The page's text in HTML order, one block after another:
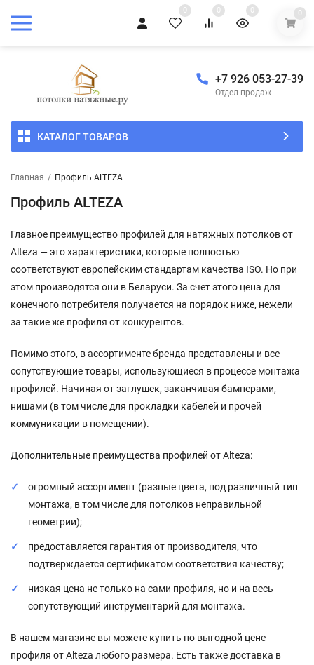
0 0 0 0
+7 926 053-27-39
Отдел продаж
КАТАЛОГ ТОВАРОВ
Главная / Профиль ALTEZA
Профиль ALTEZA
Главное преимущество профилей для натяжных потолков от
Alteza — это характеристики, которые полностью
соответствуют европейским стандартам качества ISO. Но при
этом производятся они в Беларуси. За счет этого цена для
конечного потребителя получается на порядок ниже, нежели
за такие же профиля от конкурентов.
Помимо этого, в ассортименте бренда представлены и все
сопутствующие товары, использующиеся в процессе монтажа
профилей. Начиная от заглушек, заканчивая бамперами,
нишами (в том числе для прокладки кабелей и прочей
коммуникации в помещении).
Дополнительные преимущества профилей от Alteza:
огромный ассортимент (разные цвета, под различный тип
монтажа, в том числе для потолков неправильной
геометрии);
предоставляется гарантия от производителя, что
подтверждается сертификатом соответствия качеству;
низкая цена не только на сами профиля, но и на весь
сопутствующий инструментарий для монтажа.
В нашем магазине вы можете купить по выгодной цене
профиля от Alteza любого размера. Есть также доставка в